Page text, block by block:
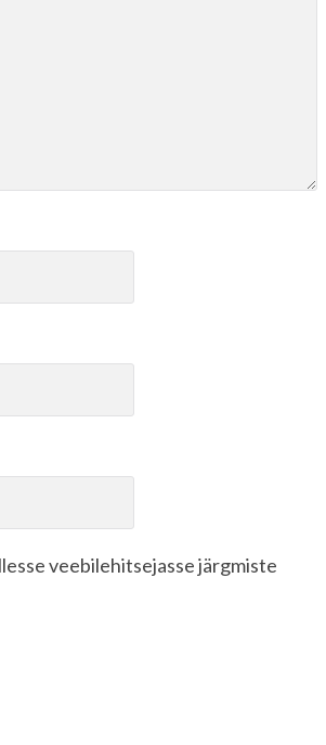
veebilehitsejasse järgmiste